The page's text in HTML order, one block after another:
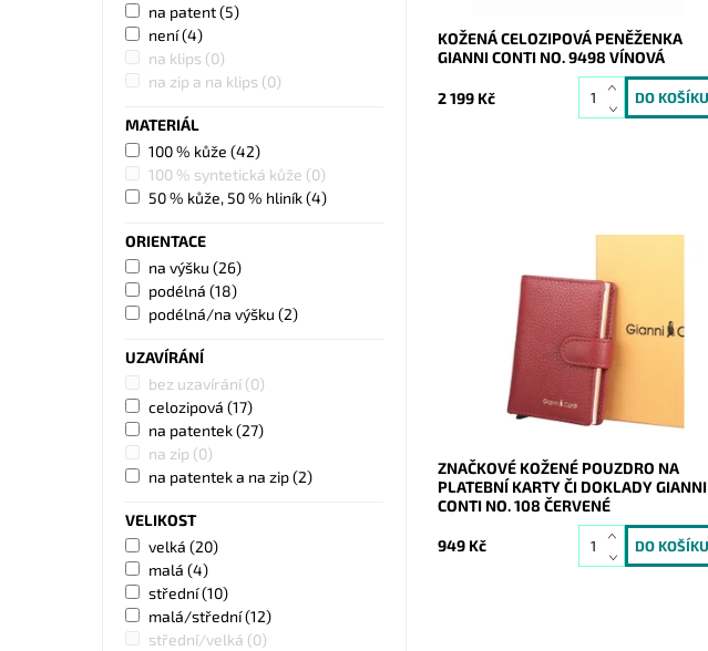
KOŽENÁ CELOZIPOVÁ PENĚŽENKA
GIANNI CONTI NO. 9498 VÍNOVÁ
2 199 Kč
Značkové červené poudro na 6 platební
karet či dokladů, které je chráněno
vrstvou RFID proti přečtení údajů z
karet či dokladů.
Dostupnost:
Skladem
Gianni Conti
2 roky
ZNAČKOVÉ KOŽENÉ POUZDRO NA
PLATEBNÍ KARTY ČI DOKLADY GIANNI
CONTI NO. 108 ČERVENÉ
949 Kč
na patent(5)
není(4)
na klips (0)
na zip a na klips (0)
MATERIÁL
100 % kůže (42)
100 % syntetická kůže (0)
50 % kůže, 50 % hliník(4)
ORIENTACE
na výšku (26)
podélná (18)
podélná/na výšku (2)
UZAVÍRÁNÍ
bez uzavírání(0)
celozipová (17)
na patentek(27)
na zip (0)
na patentek a na zip(2)
VELIKOST
velká (20)
malá (4)
střední(10)
malá/střední(12)
střední/velká (0)